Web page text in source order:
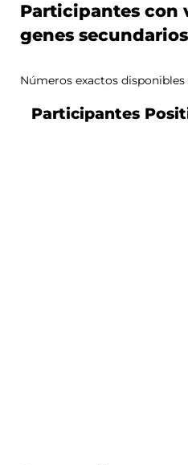
Participantes con
genes
Números exactos
Participantes